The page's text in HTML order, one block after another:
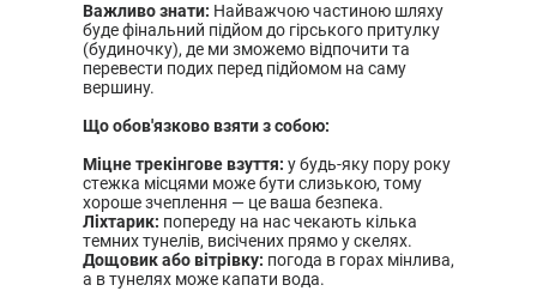
Важливо знати: Найважчою частиною шляху
буде фінальний підйом до гірського притулку
(будиночку), де ми зможемо відпочити та
перевести подих перед підйомом на саму
вершину.
Що обов'язково взяти з собою:
Міцне трекінгове взуття: у будь-яку пору року
стежка місцями може бути слизькою, тому
хороше зчеплення — це ваша безпека.
Ліхтарик: попереду на нас чекають кілька
темних тунелів, висічених прямо у скелях.
Дощовик або вітрівку: погода в горах мінлива,
а в тунелях може капати вода.